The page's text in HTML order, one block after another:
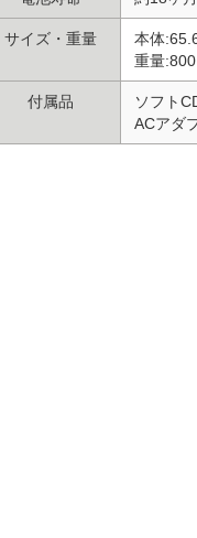
サイズ・重量
本体
重量
付属品
ソフト
ACアダ